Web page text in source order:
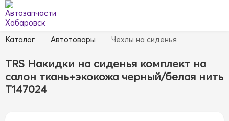
Каталог Автотовары Чехлы на сиденья
TRS Накидки на сиденья комплект на
салон ткань+экокожа черный/белая нить
T147024